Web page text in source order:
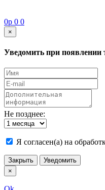
0p 0 0
×
Уведомить при появлении
Не позднее:
Я согласен(а) на
Закрыть
Уведомить
×